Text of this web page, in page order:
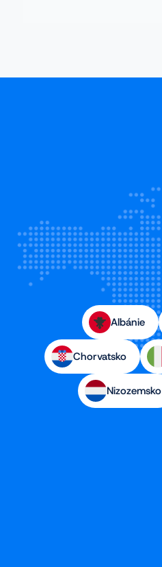
Albánie
Chorvatsko
Nizozemsko